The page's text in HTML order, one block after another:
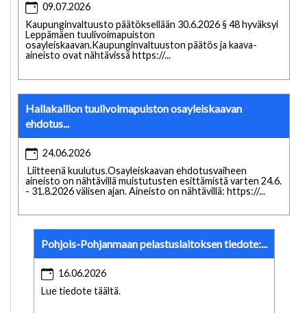
09.07.2026
Kaupunginvaltuusto päätöksellään 30.6.2026 § 48 hyväksyi
Leppämäen tuulivoimapuiston
osayleiskaavan.Kaupunginvaltuuston päätös ja kaava-
aineisto ovat nähtävissä https://...
Hallakallion tuulivoimapuiston osayleiskaavan
ehdotus...
24.06.2026
Liitteenä kuulutus.Osayleiskaavan ehdotusvaiheen
aineisto on nähtävillä muistutusten esittämistä varten 24.6.
- 31.8.2026 välisen ajan. Aineisto on nähtävillä: https://...
Pohjois-Pohjanmaan pelastuslaitoksen tiedote:...
16.06.2026
Lue tiedote täältä.